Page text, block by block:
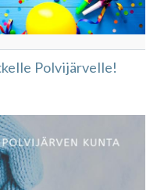
Polvijärvelle!